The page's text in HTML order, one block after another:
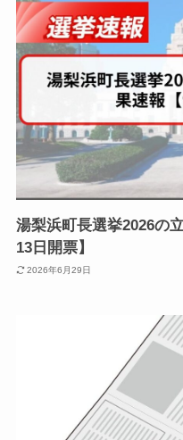
湯梨浜町長選挙2026の
13日開票】
2026年6月29日